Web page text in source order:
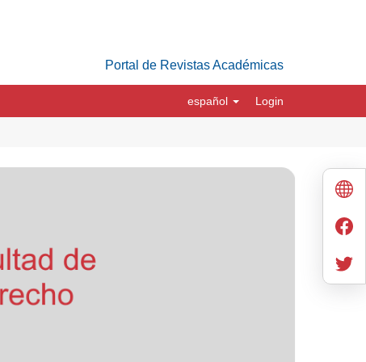
Portal de Revistas Académicas
español Login